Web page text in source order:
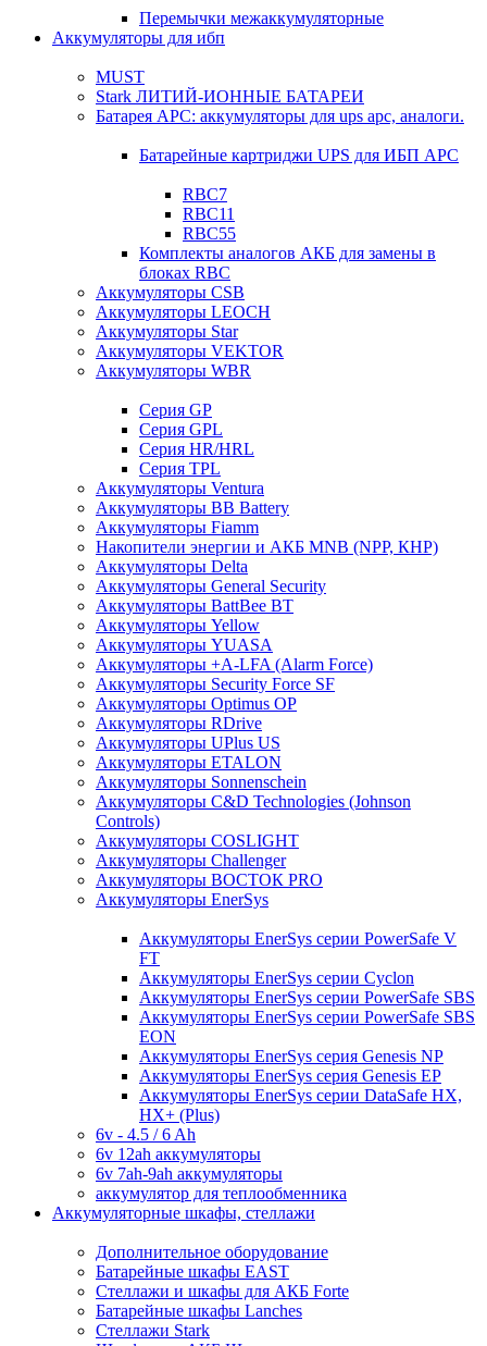
Перемычки межаккумуляторные
Аккумуляторы для ибп
MUST
Stark ЛИТИЙ-ИОННЫЕ БАТАРЕИ
Батарея APC: аккумуляторы для ups apc, аналоги.
Батарейные картриджи UPS для ИБП APC
RBC7
RBC11
RBC55
Комплекты аналогов АКБ для замены в
блоках RBC
Аккумуляторы CSB
Аккумуляторы LEOCH
Аккумуляторы Star
Аккумуляторы VEKTOR
Аккумуляторы WBR
Cерия GP
Серия GPL
Серия HR/HRL
Серия TPL
Аккумуляторы Ventura
Аккумуляторы BB Battery
Аккумуляторы Fiamm
Накопители энергии и АКБ MNB (NPP, КНР)
Аккумуляторы Delta
Аккумуляторы General Security
Аккумуляторы BattBee BT
Аккумуляторы Yellow
Аккумуляторы YUASA
Аккумуляторы +A-LFA (Alarm Force)
Аккумуляторы Security Force SF
Аккумуляторы Optimus OP
Аккумуляторы RDrive
Аккумуляторы UPlus US
Аккумуляторы ETALON
Аккумуляторы Sonnenschein
Аккумуляторы С&D Technologies (Johnson
Controls)
Аккумуляторы COSLIGHT
Аккумуляторы Challenger
Аккумуляторы ВОСТОК PRO
Аккумуляторы EnerSys
Аккумуляторы EnerSys серии PowerSafe V
FT
Аккумуляторы EnerSys серии Cyclon
Аккумуляторы EnerSys серии PowerSafe SBS
Аккумуляторы EnerSys серии PowerSafe SBS
EON
Аккумуляторы EnerSys серия Genesis NP
Аккумуляторы EnerSys серия Genesis EP
Аккумуляторы EnerSys серии DataSafe HX,
HX+ (Plus)
6v - 4.5 / 6 Ah
6v 12ah аккумуляторы
6v 7ah-9ah аккумуляторы
аккумулятор для теплообменника
Аккумуляторные шкафы, стеллажи
Дополнительное оборудование
Батарейные шкафы EAST
Стеллажи и шкафы для АКБ Forte
Батарейные шкафы Lanches
Стеллажи Stark